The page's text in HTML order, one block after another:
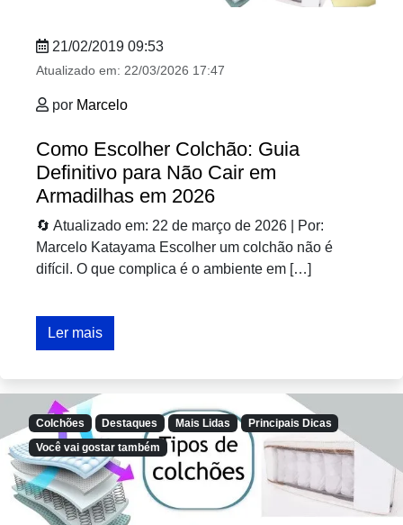
21/02/2019 09:53
Atualizado em: 22/03/2026 17:47
por Marcelo
Como Escolher Colchão: Guia
Definitivo para Não Cair em
Armadilhas em 2026
🔄 Atualizado em: 22 de março de 2026 | Por:
Marcelo Katayama Escolher um colchão não é
difícil. O que complica é o ambiente em […]
Ler mais
Colchões Destaques Mais Lidas
Principais Dicas
Você vai gostar também